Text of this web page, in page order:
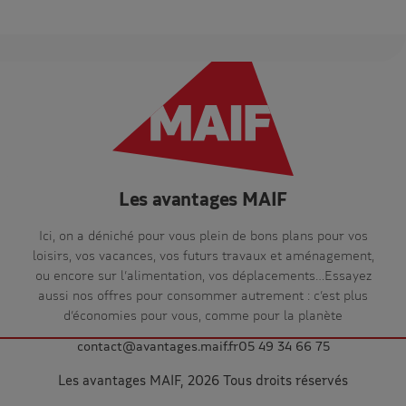
Les avantages MAIF
Ici, on a déniché pour vous plein de bons plans pour vos
loisirs, vos vacances, vos futurs travaux et aménagement,
ou encore sur l’alimentation, vos déplacements…Essayez
aussi nos offres pour consommer autrement : c’est plus
d’économies pour vous, comme pour la planète
contact@avantages.maif.fr05 49 34 66 75
Les avantages MAIF, 2026 Tous droits réservés